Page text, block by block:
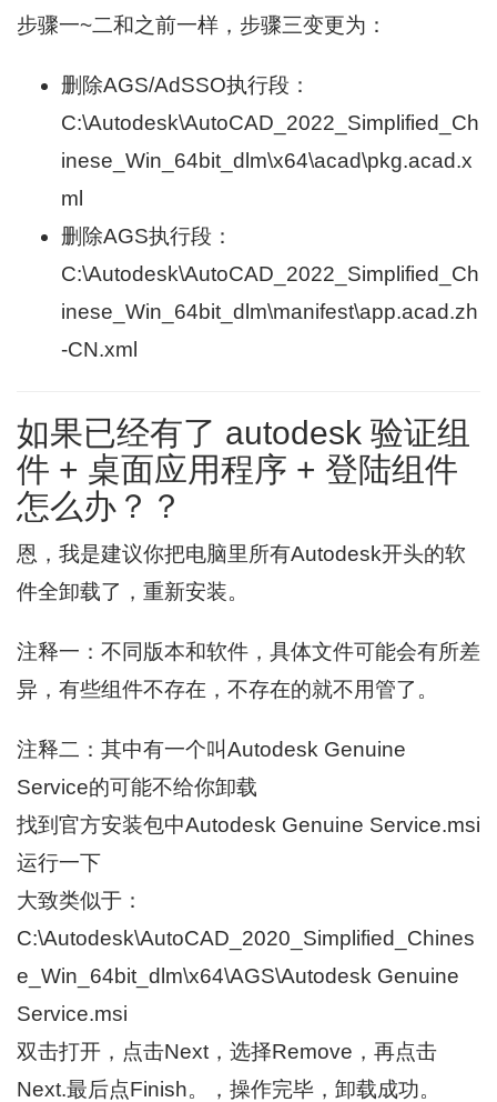
步骤一~二和之前一样，步骤三变更为：
删除AGS/AdSSO执行段：
C:\Autodesk\AutoCAD_2022_Simplified_Ch
inese_Win_64bit_dlm\x64\acad\pkg.acad.x
ml
删除AGS执行段：
C:\Autodesk\AutoCAD_2022_Simplified_Ch
inese_Win_64bit_dlm\manifest\app.acad.zh
-CN.xml
如果已经有了 autodesk 验证组
件 + 桌面应用程序 + 登陆组件
怎么办？？
恩，我是建议你把电脑里所有Autodesk开头的软
件全卸载了，重新安装。
注释一：不同版本和软件，具体文件可能会有所差
异，有些组件不存在，不存在的就不用管了。
注释二：其中有一个叫Autodesk Genuine
Service的可能不给你卸载
找到官方安装包中Autodesk Genuine Service.msi
运行一下
大致类似于：
C:\Autodesk\AutoCAD_2020_Simplified_Chines
e_Win_64bit_dlm\x64\AGS\Autodesk Genuine
Service.msi
双击打开，点击Next，选择Remove，再点击
Next.最后点Finish。，操作完毕，卸载成功。